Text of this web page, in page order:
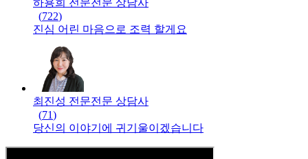
하용희 전문전문 상담사
(722)
진심 어린 마음으로 조력 할게요
최진성 전문전문 상담사
(71)
당신의 이야기에 귀기울이겠습니다